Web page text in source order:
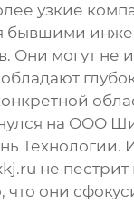
узкие
бывшими
Они могут не
на ООО
Технологии.
не
что они